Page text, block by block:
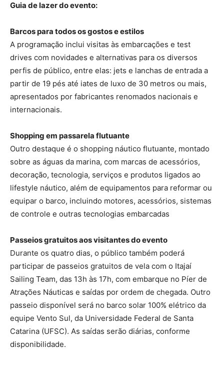
Guia de lazer do evento:
Barcos para todos os gostos e estilos
A programação inclui visitas às embarcações e test
drives com novidades e alternativas para os diversos
perfis de público, entre elas: jets e lanchas de entrada a
partir de 19 pés até iates de luxo de 30 metros ou mais,
apresentados por fabricantes renomados nacionais e
internacionais.
Shopping em passarela flutuante
Outro destaque é o shopping náutico flutuante, montado
sobre as águas da marina, com marcas de acessórios,
decoração, tecnologia, serviços e produtos ligados ao
lifestyle náutico, além de equipamentos para reformar ou
equipar o barco, incluindo motores, acessórios, sistemas
de controle e outras tecnologias embarcadas
Passeios gratuitos aos visitantes do evento
Durante os quatro dias, o público também poderá
participar de passeios gratuitos de vela com o Itajaí
Sailing Team, das 13h às 17h, com embarque no Píer de
Atrações Náuticas e saídas por ordem de chegada. Outro
passeio disponível será no barco solar 100% elétrico da
equipe Vento Sul, da Universidade Federal de Santa
Catarina (UFSC). As saídas serão diárias, conforme
disponibilidade.